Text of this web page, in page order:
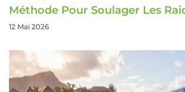
Méthode Pour Soulager Les
12 Mai 2026